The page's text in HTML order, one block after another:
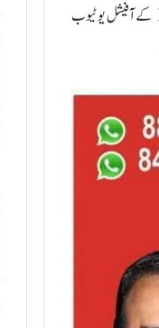
دوران باقاعدگی سے سمجھا یا جاتا ہے۔اس تکنالوجی کو استعمال کرنے سے متعلق ایک تفصیلی ویڈیو EPFO @SOCIALEPFO کے آفیشل یو ٹیوب